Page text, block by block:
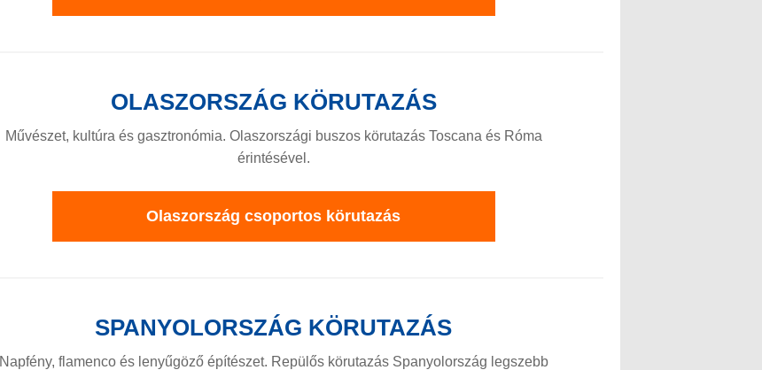
OLASZORSZÁG KÖRUTAZÁS
Művészet, kultúra és gasztronómia. Olaszországi buszos körutazás Toscana és Róma
érintésével.
Olaszország csoportos körutazás
SPANYOLORSZÁG KÖRUTAZÁS
Napfény, flamenco és lenyűgöző építészet. Repülős körutazás Spanyolország legszebb